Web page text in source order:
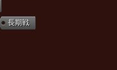
長期戦